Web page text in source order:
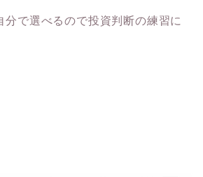
分で選べるので投資判断の練習に